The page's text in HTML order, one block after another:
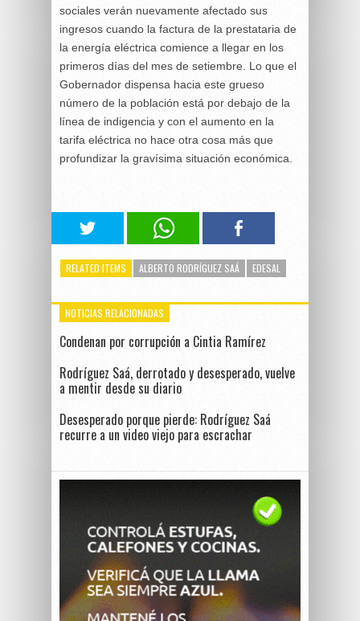
sociales verán nuevamente afectado sus
ingresos cuando la factura de la prestataria de
la energía eléctrica comience a llegar en los
primeros días del mes de setiembre. Lo que el
Gobernador dispensa hacia este grueso
número de la población está por debajo de la
línea de indigencia y con el aumento en la
tarifa eléctrica no hace otra cosa más que
profundizar la gravísima situación económica.
RELATED ITEMS ALBERTO RODRÍGUEZ SAÁ EDESAL
NOTICIAS RELACIONADAS
Condenan por corrupción a Cintia Ramírez
Rodríguez Saá, derrotado y desesperado, vuelve
a mentir desde su diario
Desesperado porque pierde: Rodríguez Saá
recurre a un video viejo para escrachar